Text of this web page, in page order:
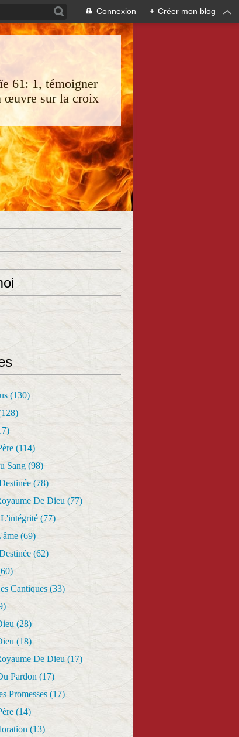
Connexion + Créer mon blog
61: 1, témoigner
œuvre sur la croix
(130)
(114)
Sang (98)
(78)
De Dieu (77)
(77)
(69)
(62)
Cantiques (33)
(28)
(18)
De Dieu (17)
Pardon (17)
Promesses (17)
(14)
(13)